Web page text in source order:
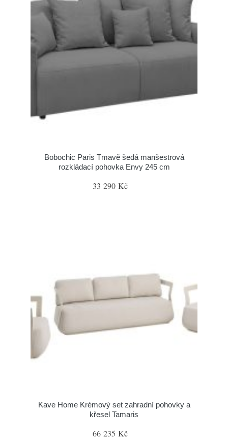
Bobochic Paris Tmavě šedá manšestrová
rozkládací pohovka Envy 245 cm
33 290 Kč
Kave Home Krémový set zahradní pohovky a
křesel Tamaris
66 235 Kč